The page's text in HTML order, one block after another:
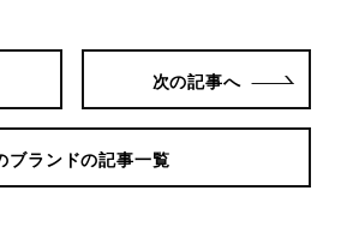
次の記事へ
ブランドの記事一覧